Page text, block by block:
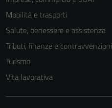
Mobilità e trasporti
Salute, benessere e assistenza
Tributi, finanze e contravvenzioni
Turismo
Vita lavorativa